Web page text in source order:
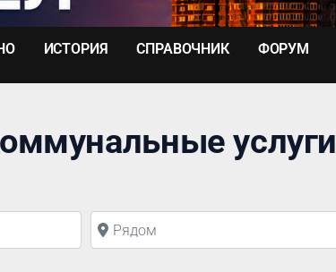
ИСТОРИЯ СПРАВОЧНИК ФОРУМ
услуги
Рядом